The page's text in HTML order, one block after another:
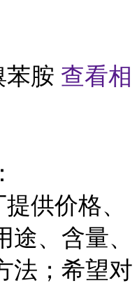
苯胺 查看相
供价格、
、含量、
法；希望对